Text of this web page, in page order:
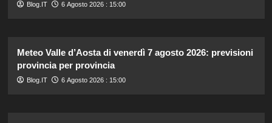
Blog.IT 6 Agosto 2026 : 15:00
Meteo Valle d’Aosta di venerdì 7 agosto 2026: previsioni
provincia per provincia
Blog.IT 6 Agosto 2026 : 15:00